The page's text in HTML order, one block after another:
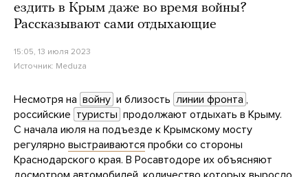
ездить в Крым даже во время войны?
Рассказывают сами отдыхающие
15:05, 13 июля 2023
Источник: Meduza
Несмотря на войну и близость линии фронта ,
российские туристы продолжают отдыхать в Крыму.
С начала июля на подъезде к Крымскому мосту
регулярно выстраиваются пробки со стороны
Краснодарского края. В Росавтодоре их объясняют